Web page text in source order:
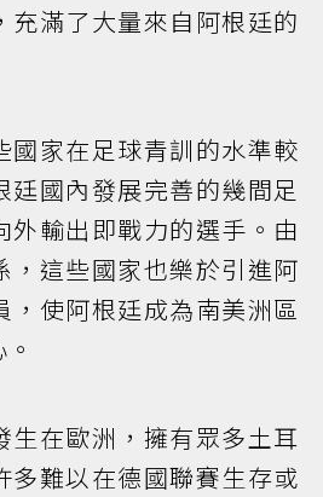
充滿了大量來自阿根廷的
國家在足球青訓的水準較
廷國內發展完善的幾間足
外輸出即戰力的選手。由
，這些國家也樂於引進阿
，使阿根廷成為南美洲區
生在歐洲，擁有眾多土耳
多難以在德國聯賽生存或